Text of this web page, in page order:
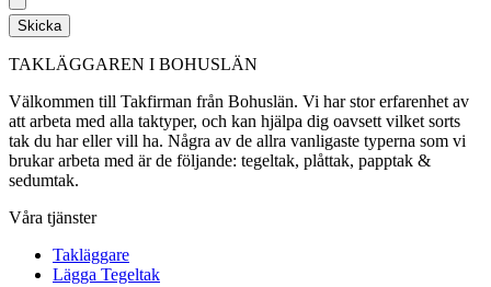
Skicka
TAKLÄGGAREN I BOHUSLÄN
Välkommen till Takfirman från Bohuslän. Vi har stor erfarenhet av
att arbeta med alla taktyper, och kan hjälpa dig oavsett vilket sorts
tak du har eller vill ha. Några av de allra vanligaste typerna som vi
brukar arbeta med är de följande: tegeltak, plåttak, papptak &
sedumtak.
Våra tjänster
Takläggare
Lägga Tegeltak